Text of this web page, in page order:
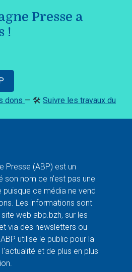
Presse a
!
dons — 🛠️ Suivre les travaux du
Presse (ABP) est un
son nom ce n'est pas une
ce média ne vend
Les informations sont
web abp.bzh, sur les
via des newsletters ou
utilise le public pour la
et de plus en plus